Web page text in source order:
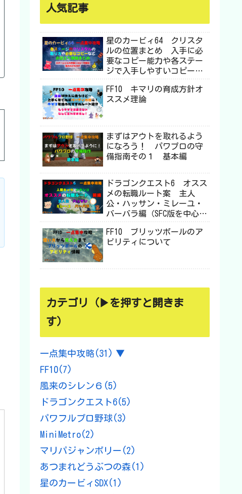
人気記事
星のカービィ64 クリスタ
ルの位置まとめ 入手に必
要なコピー能力や各ステー
ジで入手しやすいコピー能
FF10 キマリの育成方針オ
ススメ理論
まずはアウトを取れるよう
になろう！ パワプロの守
備指南その１ 基本編
ドラゴンクエスト6 オスス
メの転職ルート案 主人
公・ハッサン・ミレーユ・
バーバラ編（SFC版を中心に
FF10 ブリッツボールのア
ビリティについて
カテゴリ（▶を押すと開きま
す）
一点集中攻略(31) ▼
FF10(7)
風来のシレン６ (5)
ドラゴンクエスト6(5)
パワフルプロ野球(3)
MiniMetro(2)
マリパジャンボリー (2)
あつまれどうぶつの森 (1)
星のカービィSDX(1)